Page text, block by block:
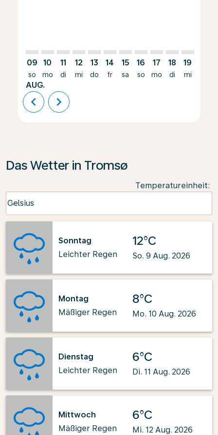
09
so
AUG.
10
mo
11
di
12
mi
13
do
14
fr
15
sa
16
so
17
mo
18
di
19
mi
chevron_left chevron_right
Das Wetter in Tromsø
Temperatureinheit:
Celsius
keyboard_arrow_down
Sonntag
Leichter Regen
12°C
So. 9 Aug. 2026
Montag
Mäßiger Regen
8°C
Mo. 10 Aug. 2026
Dienstag
Leichter Regen
6°C
Di. 11 Aug. 2026
Mittwoch
Mäßiger Regen
6°C
Mi. 12 Aug. 2026